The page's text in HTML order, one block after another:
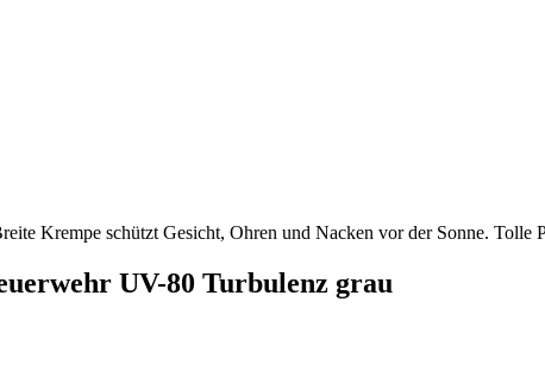
Krempe schützt Gesicht, Ohren und Nacken vor der Sonne. Tolle
UV-80 Turbulenz grau